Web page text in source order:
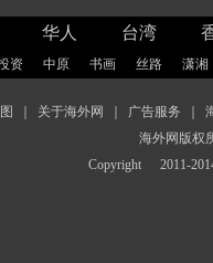
华人 台湾
资 中原 书画 丝路 潇湘
关于海外网 广告服务
海外网版权
Copyright
2011-